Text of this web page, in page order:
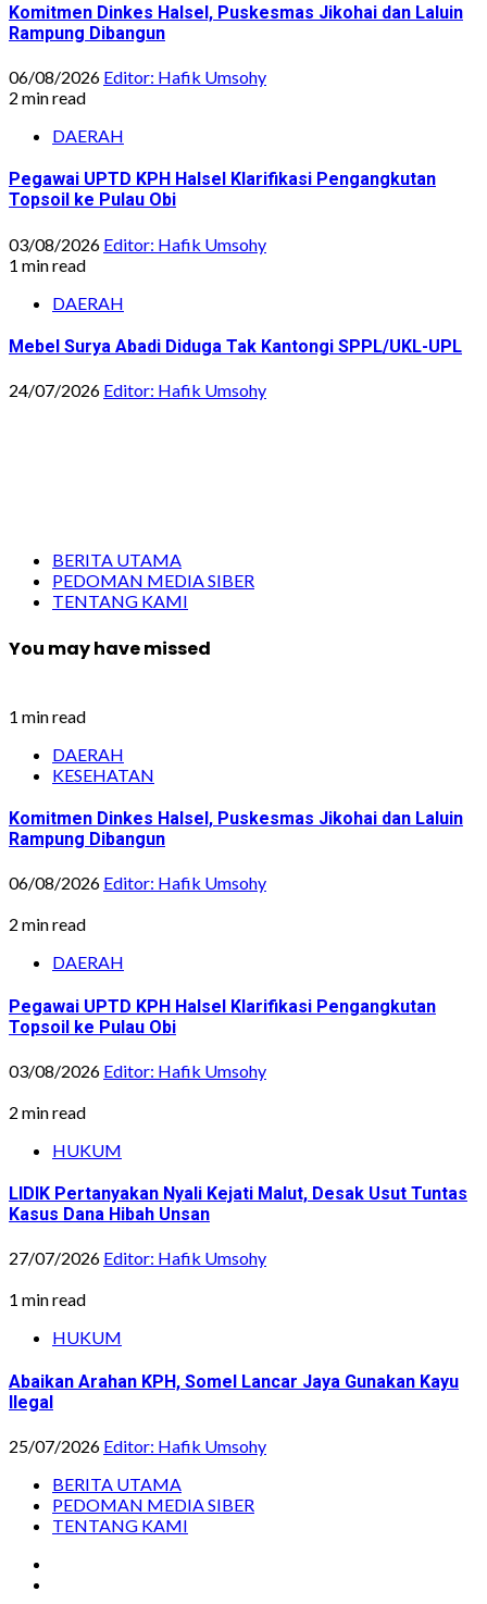
Komitmen Dinkes Halsel, Puskesmas Jikohai dan Laluin
Rampung Dibangun
06/08/2026 Editor: Hafik Umsohy
2 min read
DAERAH
Pegawai UPTD KPH Halsel Klarifikasi Pengangkutan
Topsoil ke Pulau Obi
03/08/2026 Editor: Hafik Umsohy
1 min read
DAERAH
Mebel Surya Abadi Diduga Tak Kantongi SPPL/UKL-UPL
24/07/2026 Editor: Hafik Umsohy
BERITA UTAMA
PEDOMAN MEDIA SIBER
TENTANG KAMI
You may have missed
1 min read
DAERAH
KESEHATAN
Komitmen Dinkes Halsel, Puskesmas Jikohai dan Laluin
Rampung Dibangun
06/08/2026 Editor: Hafik Umsohy
2 min read
DAERAH
Pegawai UPTD KPH Halsel Klarifikasi Pengangkutan
Topsoil ke Pulau Obi
03/08/2026 Editor: Hafik Umsohy
2 min read
HUKUM
LIDIK Pertanyakan Nyali Kejati Malut, Desak Usut Tuntas
Kasus Dana Hibah Unsan
27/07/2026 Editor: Hafik Umsohy
1 min read
HUKUM
Abaikan Arahan KPH, Somel Lancar Jaya Gunakan Kayu
Ilegal
25/07/2026 Editor: Hafik Umsohy
BERITA UTAMA
PEDOMAN MEDIA SIBER
TENTANG KAMI